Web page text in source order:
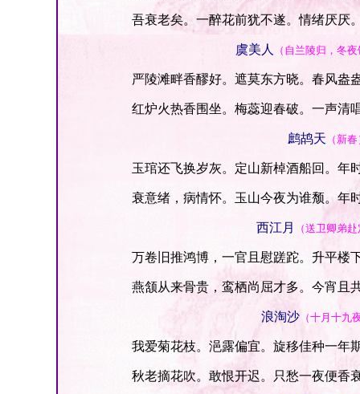
吾衰老矣。一醉花前犹不遂。情绪厌厌
虞美人 （自兰陵归，冬
严陵滩畔香醪好。遮莫东方晓。春风盎
红炉火热香围坐。梅蕊迎春破。一声清
鹧鸪天 （新
玉琯还飞换岁灰。定山新棹酒船回。年
衰意绪，病情怀。玉山今夜为谁颓。年
西江月 （送卫卿弟
万卷旧推鸿博，一官且慰蹉跎。升平楼
燕颔从来骨贵，鸾栖尚屈才多。今宵且
浪淘沙 （十月十九
我爱菊花枝。浥露偏宜。旋移佳种一年
秋老摘花吹。敢恨开迟。只愁一夜便香